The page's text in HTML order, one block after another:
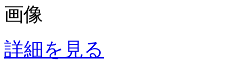
詳細を見る